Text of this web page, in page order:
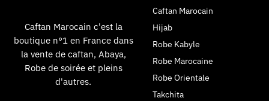
Caftan Marocain c'est la
boutique n°1 en France dans
la vente de caftan, Abaya,
Robe de soirée et pleins
d'autres.
Caftan Marocain
Hijab
Robe Kabyle
Robe Marocaine
Robe Orientale
Takchita